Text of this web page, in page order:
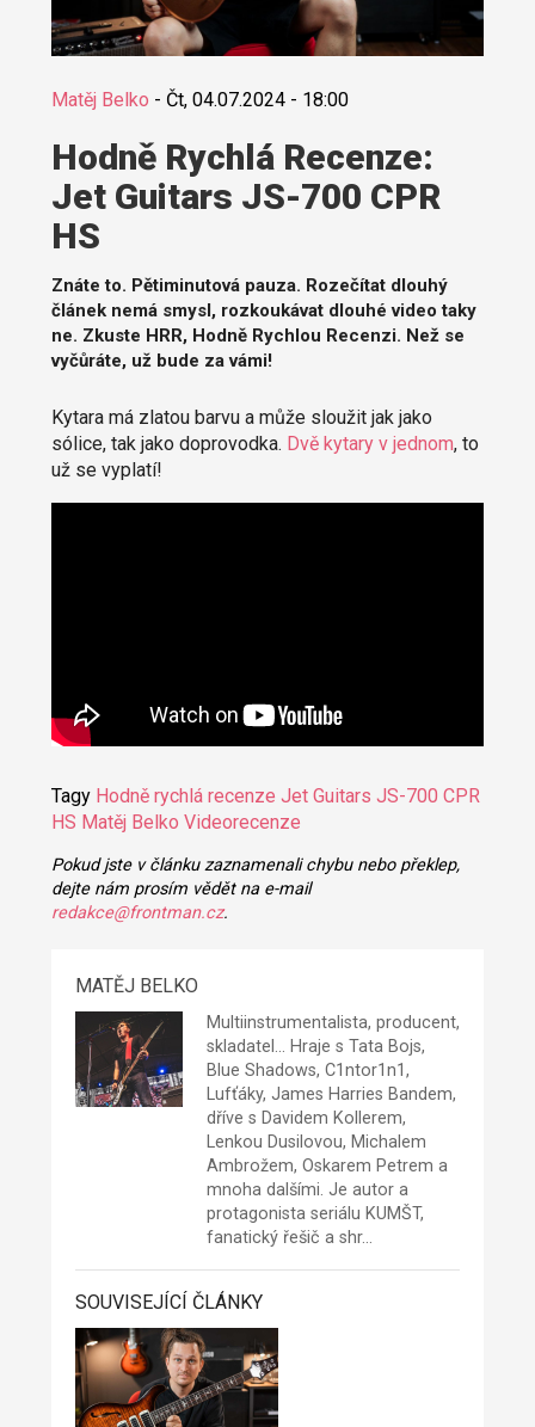
Matěj Belko - Čt, 04.07.2024 - 18:00
Hodně Rychlá Recenze:
Jet Guitars JS-700 CPR
HS
Znáte to. Pětiminutová pauza. Rozečítat dlouhý
článek nemá smysl, rozkoukávat dlouhé video taky
ne. Zkuste HRR, Hodně Rychlou Recenzi. Než se
vyčůráte, už bude za vámi!
Kytara má zlatou barvu a může sloužit jak jako
sólice, tak jako doprovodka. Dvě kytary v jednom, to
už se vyplatí!
Tagy Hodně rychlá recenze Jet Guitars JS-700 CPR
HS Matěj Belko Videorecenze
Pokud jste v článku zaznamenali chybu nebo překlep,
dejte nám prosím vědět na e-mail
redakce@frontman.cz.
MATĚJ BELKO
Multiinstrumentalista, producent,
skladatel... Hraje s Tata Bojs,
Blue Shadows, C1ntor1n1,
Lufťáky, James Harries Bandem,
dříve s Davidem Kollerem,
Lenkou Dusilovou, Michalem
Ambrožem, Oskarem Petrem a
mnoha dalšími. Je autor a
protagonista seriálu KUMŠT,
fanatický řešič a shr…
SOUVISEJÍCÍ ČLÁNKY